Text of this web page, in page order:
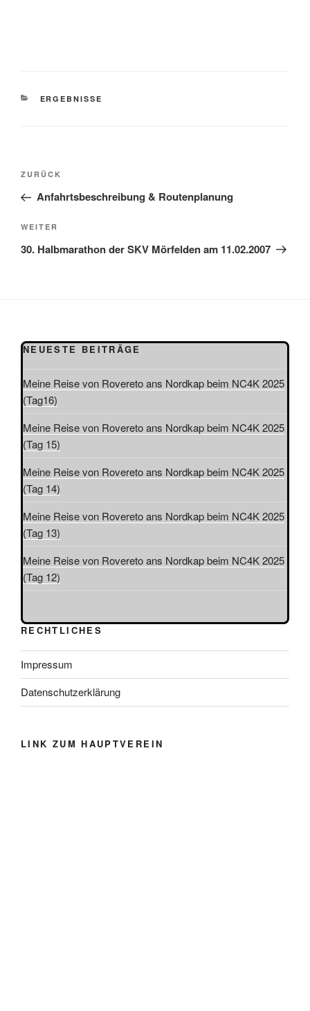
KATEGORIEN
ERGEBNISSE
Beitragsnavigation
Vorheriger
Beitrag
ZURÜCK
Anfahrtsbeschreibung & Routenplanung
Nächster
Beitrag
WEITER
30. Halbmarathon der SKV Mörfelden am 11.02.2007
NEUESTE BEITRÄGE
Meine Reise von Rovereto ans Nordkap beim NC4K 2025
(Tag16)
Meine Reise von Rovereto ans Nordkap beim NC4K 2025
(Tag 15)
Meine Reise von Rovereto ans Nordkap beim NC4K 2025
(Tag 14)
Meine Reise von Rovereto ans Nordkap beim NC4K 2025
(Tag 13)
Meine Reise von Rovereto ans Nordkap beim NC4K 2025
(Tag 12)
RECHTLICHES
Impressum
Datenschutzerklärung
LINK ZUM HAUPTVEREIN